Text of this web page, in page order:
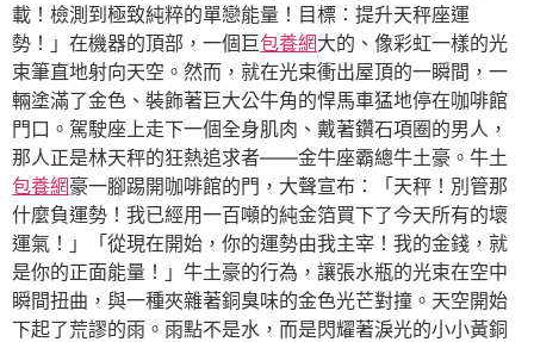
載！檢測到極致純粹的單戀能量！目標：提升天秤座運
勢！」在機器的頂部，一個巨包養網大的、像彩虹一樣的光
束筆直地射向天空。然而，就在光束衝出屋頂的一瞬間，一
輛塗滿了金色、裝飾著巨大公牛角的悍馬車猛地停在咖啡館
門口。駕駛座上走下一個全身肌肉、戴著鑽石項圈的男人，
那人正是林天秤的狂熱追求者——金牛座霸總牛土豪。牛土
包養網豪一腳踢開咖啡館的門，大聲宣布：「天秤！別管那
什麼負運勢！我已經用一百噸的純金箔買下了今天所有的壞
運氣！」「從現在開始，你的運勢由我主宰！我的金錢，就
是你的正面能量！」牛土豪的行為，讓張水瓶的光束在空中
瞬間扭曲，與一種夾雜著銅臭味的金色光芒對撞。天空開始
下起了荒謬的雨。雨點不是水，而是閃耀著淚光的小小黃銅